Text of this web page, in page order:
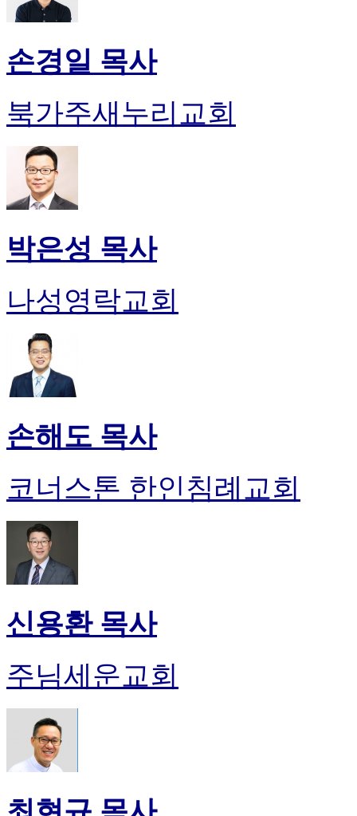
손경일 목사
북가주새누리교회
박은성 목사
나성영락교회
손해도 목사
코너스톤 한인침례교회
신용환 목사
주님세운교회